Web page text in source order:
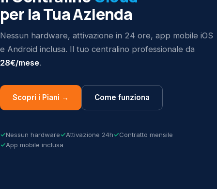
per la Tua Azienda
Nessun hardware, attivazione in 24 ore, app mobile iOS
e Android inclusa. Il tuo centralino professionale da
28€/mese.
Scopri i Piani → Come funziona
Nessun hardware Attivazione 24h
Contratto mensile
App mobile inclusa